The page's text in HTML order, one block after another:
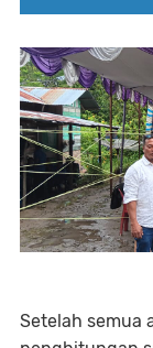
Setelah semua